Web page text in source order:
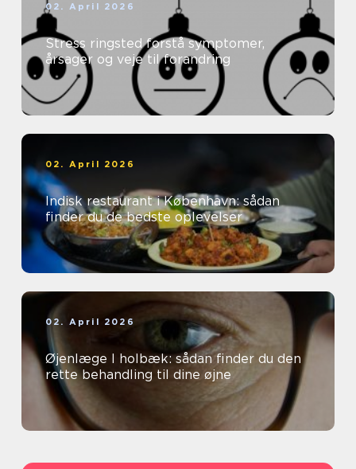
02. April 2026
Stress ringsted forstå symptomer,
årsager og veje til forandring
02. April 2026
Indisk restaurant i København: sådan
finder du de bedste oplevelser
02. April 2026
Øjenlæge I holbæk: sådan finder du den
rette behandling til dine øjne